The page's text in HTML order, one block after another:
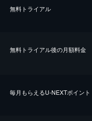
無料トライアル
無料トライアル後の⽉額料金
毎⽉もらえるU-NEXTポイント